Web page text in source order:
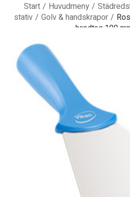
Start / Huvudmeny /
stativ / Golv & handskrapor /
handtag 100